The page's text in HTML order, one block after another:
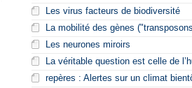
Les virus facteurs de biodiversité
La mobilité des gènes
Les neurones miroirs
La véritable question est celle de
repères : Alertes sur un climat